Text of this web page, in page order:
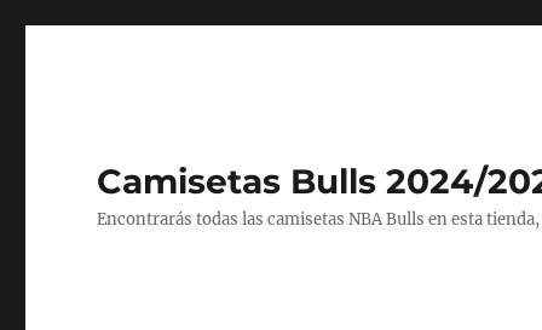
Camisetas Bulls 2024/
Encontrarás todas las camisetas NBA Bulls en esta